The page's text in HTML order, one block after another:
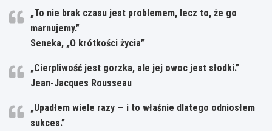
„To nie brak czasu jest problemem, lecz to, że go
marnujemy.”
Seneka, „O krótkości życia”
„Cierpliwość jest gorzka, ale jej owoc jest słodki.”
Jean-Jacques Rousseau
„Upadłem wiele razy — i to właśnie dlatego odniosłem
sukces.”